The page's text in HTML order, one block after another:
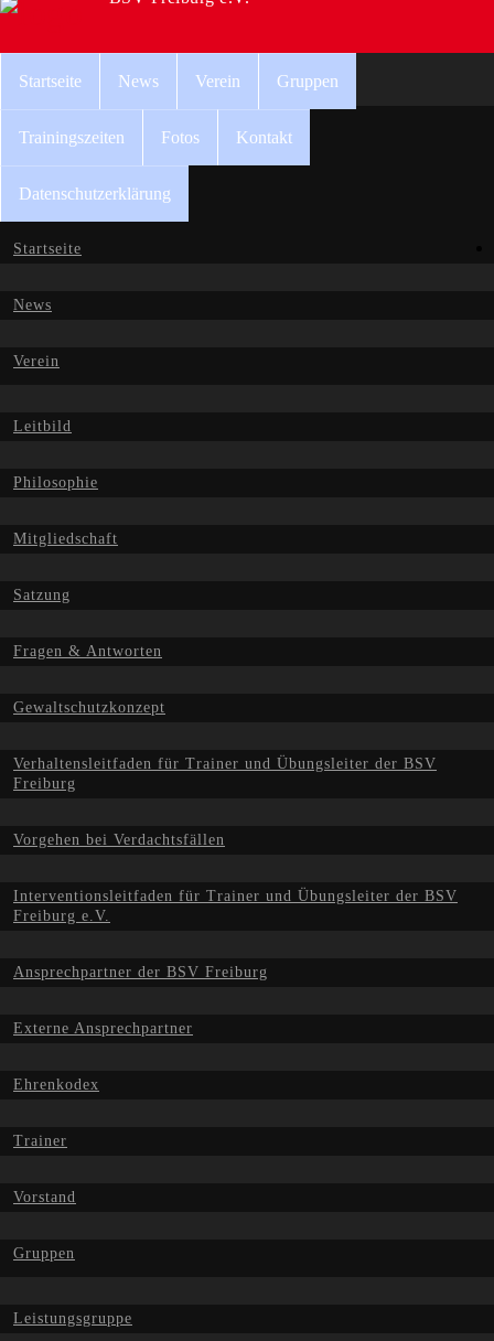
Startseite News Verein Gruppen
Trainingszeiten Fotos Kontakt
Datenschutzerklärung
Startseite
News
Verein
Leitbild
Philosophie
Mitgliedschaft
Satzung
Fragen & Antworten
Gewaltschutzkonzept
Verhaltensleitfaden für Trainer und Übungsleiter der BSV
Freiburg
Vorgehen bei Verdachtsfällen
Interventionsleitfaden für Trainer und Übungsleiter der BSV
Freiburg e.V.
Ansprechpartner der BSV Freiburg
Externe Ansprechpartner
Ehrenkodex
Trainer
Vorstand
Gruppen
Leistungsgruppe